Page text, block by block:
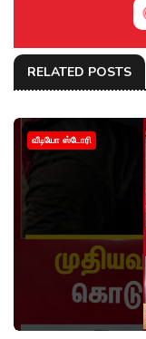
RELATED POSTS
வீடியோ ஸ்டோரி